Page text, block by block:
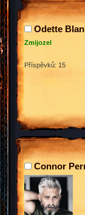
Odette
Zmijozel
Příspěvků: 15
Connor